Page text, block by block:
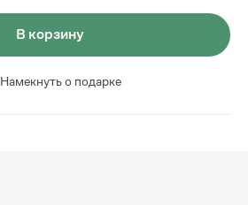
В корзину
Намекнуть о подарке